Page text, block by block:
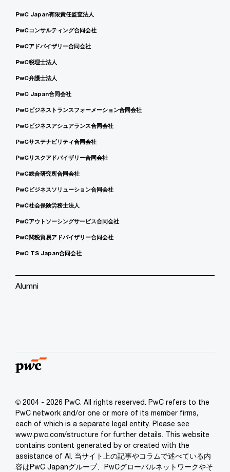
PwC Japan有限責任監査法人
PwCコンサルティング合同会社
PwCアドバイザリー合同会社
PwC税理士法人
PwC弁護士法人
PwC Japan合同会社
PwCビジネストランスフォーメーション合同会社
PwCビジネスアシュアランス合同会社
PwCサステナビリティ合同会社
PwCリスクアドバイザリー合同会社
PwC総合研究所合同会社
PwCビジネスソリューション合同会社
PwC社会保険労務士法人
PwCアウトソーシングサービス合同会社
PwC関税貿易アドバイザリー合同会社
PwC TS Japan合同会社
Alumni
© 2004 - 2026 PwC. All rights reserved. PwC refers to the
PwC network and/or one or more of its member firms,
each of which is a separate legal entity. Please see
www.pwc.com/structure for further details. This website
contains content generated by or created with the
assistance of AI. 当サイト上の記事やコラムで述べている内
容はPwC Japanグループ、PwCグローバルネットワークやそ